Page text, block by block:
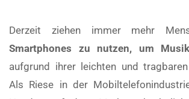
Derzeit ziehen immer mehr
Smartphones zu nutzen, um
aufgrund ihrer leichten und
Als Riese in der